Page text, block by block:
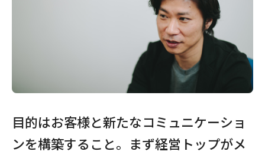
目的はお客様と新たなコミュニケーショ
ンを構築すること。まず経営トップがメ